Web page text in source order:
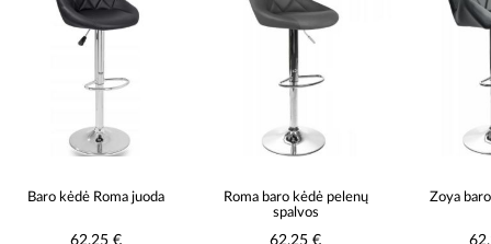
Baro kėdė Roma juoda
62,25 €
Roma baro kėdė pelenų
spalvos
62,25 €
Zoya